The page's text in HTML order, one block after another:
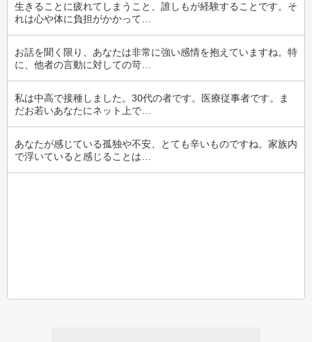
生きることに疲れてしまうこと、誰しもが経験することです。そ
れは心や体に負担がかかって…
お話を聞く限り、あなたは非常に強い感情を抱えていますね。特
に、他者の言動に対しての苛…
私は中高で接種しました。30代の者です。医療従事者です。ま
だお若いあなたにネット上で…
あなたが感じている孤独や不安、とても辛いものですね。家族内
で浮いていると感じることは…